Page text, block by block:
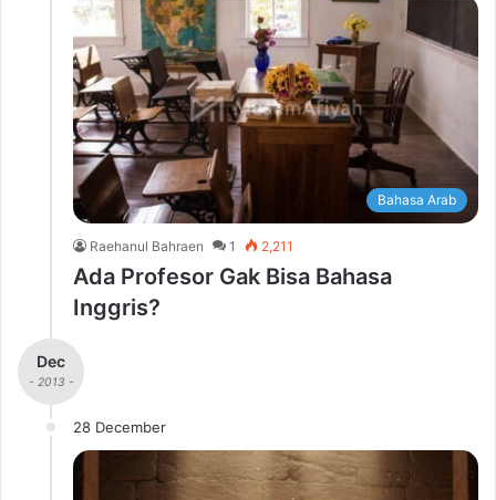
Bahasa Arab
Raehanul Bahraen 1 2,211
Ada Profesor Gak Bisa Bahasa
Inggris?
Dec
- 2013 -
28 December